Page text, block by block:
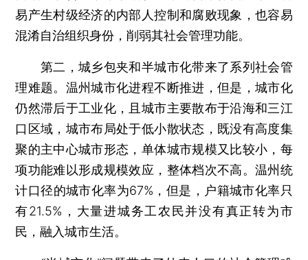
易产生村级经济的内部人控制和腐败现象，也容易
混淆自治组织身份，削弱其社会管理功能。
第二，城乡包夹和半城市化带来了系列社会管
理难题。温州城市化进程不断推进，但是，城市化
仍然滞后于工业化，且城市主要散布于沿海和三江
口区域，城市布局处于低小散状态，既没有高度集
聚的主中心城市形态，单体城市规模又比较小，每
项功能难以形成规模效应，整体档次不高。温州统
计口径的城市化率为67%，但是，户籍城市化率只
有21.5%，大量进城务工农民并没有真正转为市
民，融入城市生活。